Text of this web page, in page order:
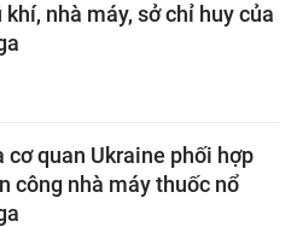
khí, nhà máy, sở chỉ huy của
cơ quan Ukraine phối hợp
công nhà máy thuốc nổ